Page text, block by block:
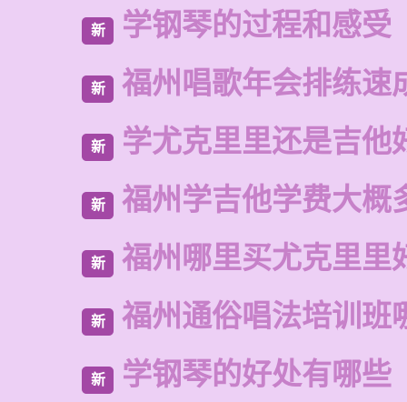
新 学钢琴的过程和感受
新 福州唱歌年会排练速
新 学尤克里里还是吉他
新 福州学吉他学费大概
新 福州哪里买尤克里里
新 福州通俗唱法培训班
新 学钢琴的好处有哪些